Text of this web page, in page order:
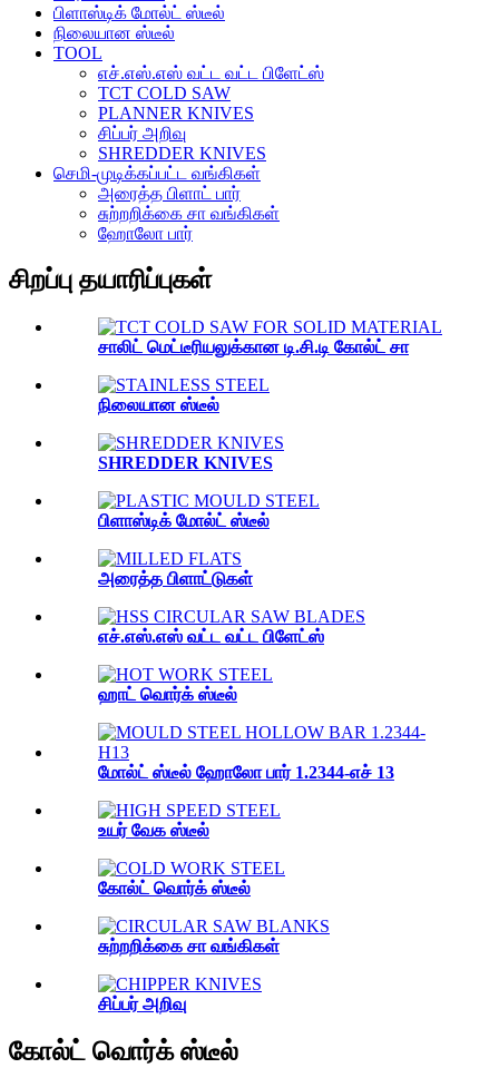
பிளாஸ்டிக் மோல்ட் ஸ்டீல்
நிலையான ஸ்டீல்
TOOL
எச்.எஸ்.எஸ் வட்ட வட்ட பிளேட்ஸ்
TCT COLD SAW
PLANNER KNIVES
சிப்பர் அறிவு
SHREDDER KNIVES
செமி-முடிக்கப்பட்ட வங்கிகள்
அரைத்த பிளாட் பார்
சுற்றறிக்கை சா வங்கிகள்
ஹோலோ பார்
சிறப்பு தயாரிப்புகள்
சாலிட் மெட்டீரியலுக்கான டி.சி.டி கோல்ட் சா
நிலையான ஸ்டீல்
SHREDDER KNIVES
பிளாஸ்டிக் மோல்ட் ஸ்டீல்
அரைத்த பிளாட்டுகள்
எச்.எஸ்.எஸ் வட்ட வட்ட பிளேட்ஸ்
ஹாட் வொர்க் ஸ்டீல்
மோல்ட் ஸ்டீல் ஹோலோ பார் 1.2344-எச் 13
உயர் வேக ஸ்டீல்
கோல்ட் வொர்க் ஸ்டீல்
சுற்றறிக்கை சா வங்கிகள்
சிப்பர் அறிவு
கோல்ட் வொர்க் ஸ்டீல்